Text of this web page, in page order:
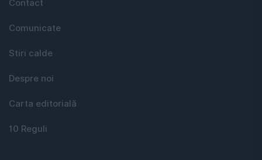
Contact
Comunicate
Stiri calde
Despre noi
Carta editorială
10 Reguli